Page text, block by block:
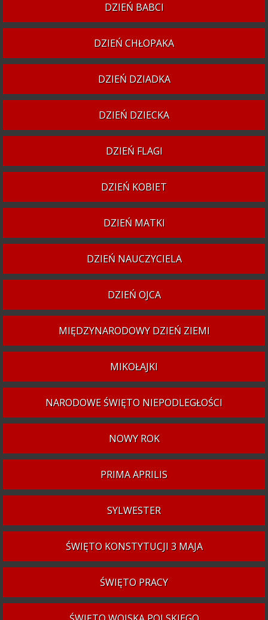
DZIEŃ BABCI
DZIEŃ CHŁOPAKA
DZIEŃ DZIADKA
DZIEŃ DZIECKA
DZIEŃ FLAGI
DZIEŃ KOBIET
DZIEŃ MATKI
DZIEŃ NAUCZYCIELA
DZIEŃ OJCA
MIĘDZYNARODOWY DZIEŃ ZIEMI
MIKOŁAJKI
NARODOWE ŚWIĘTO NIEPODLEGŁOŚCI
NOWY ROK
PRIMA APRILIS
SYLWESTER
ŚWIĘTO KONSTYTUCJI 3 MAJA
ŚWIĘTO PRACY